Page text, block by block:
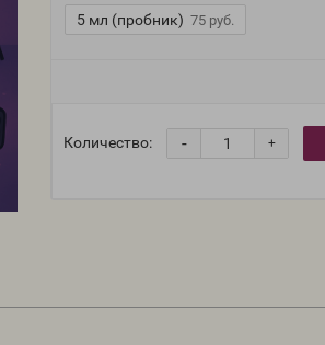
5 мл (пробник) 75 руб.
Количество: +
-